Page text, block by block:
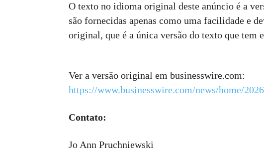
O texto no idioma original deste anúncio é a
são fornecidas apenas como uma facilidade e
original, que é a única versão do texto que tem
Ver a versão original em businesswire.com:
https://www.businesswire.com/news/home/
Contato:
Jo Ann Pruchniewski